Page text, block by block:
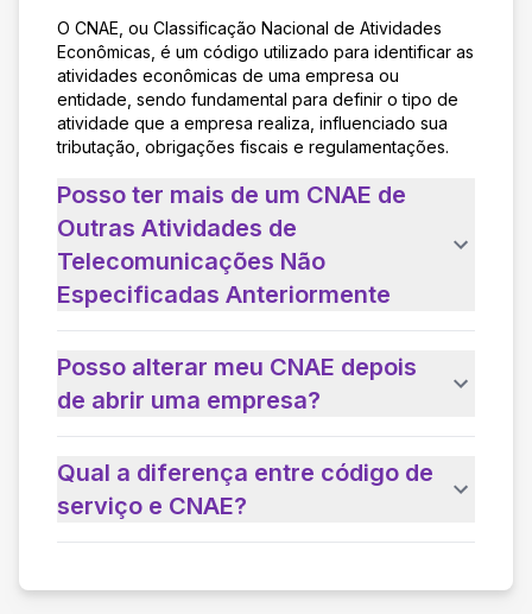
O CNAE, ou Classificação Nacional de Atividades
Econômicas, é um código utilizado para identificar as
atividades econômicas de uma empresa ou
entidade, sendo fundamental para definir o tipo de
atividade que a empresa realiza, influenciado sua
tributação, obrigações fiscais e regulamentações.
Posso ter mais de um CNAE de
Outras Atividades de
Telecomunicações Não
Especificadas Anteriormente
Posso alterar meu CNAE depois
de abrir uma empresa?
Qual a diferença entre código de
serviço e CNAE?